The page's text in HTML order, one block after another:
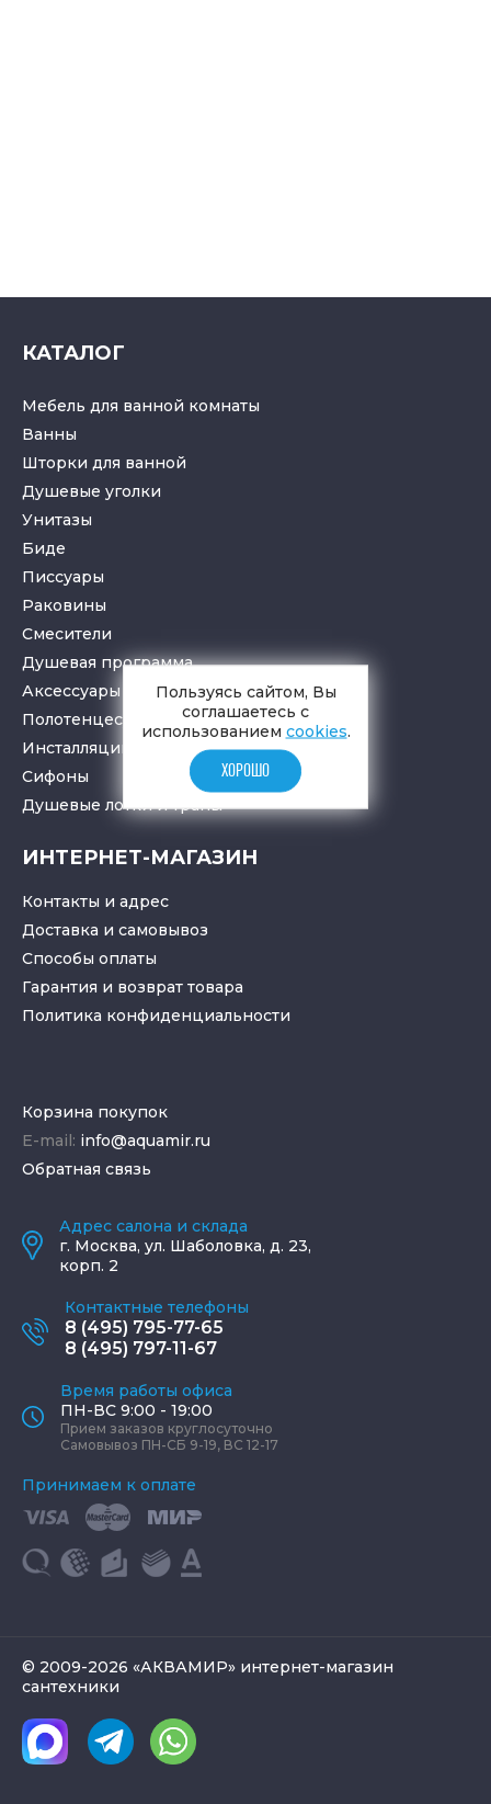
КАТАЛОГ
Мебель для ванной комнаты
Ванны
Шторки для ванной
Душевые уголки
Унитазы
Биде
Писсуары
Раковины
Смесители
Душевая программа
Аксессуары в ванную
Полотенцесушители
Инсталляции для санузлов
Cифоны
Душевые лоткиитрапы
ИНТЕРНЕТ-МАГАЗИН
Контакты и адрес
Доставка и самовывоз
Способы оплаты
Гарантия и возврат товара
Политика конфиденциальности
Корзина покупок
E-mail: info@aquamir.ru
Обратная связь
Адрес салона и склада
г. Москва, ул. Шаболовка, д. 23,
корп. 2
Контактные телефоны
8 (495) 795-77-65
8 (495) 797-11-67
Время работы офиса
ПН-ВС 9:00 - 19:00
Прием заказов круглосуточно
Самовывоз ПН-СБ 9-19, ВС 12-17
Принимаем к оплате
© 2009-2026 «АКВАМИР» интернет-магазин
сантехники
Пользуясь сайтом, Вы
соглашаетесь с
использованием cookies.
ХОРОШО